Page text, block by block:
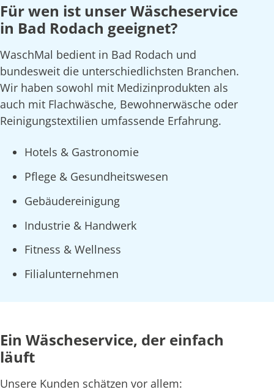
Für wen ist unser Wäscheservice
in Bad Rodach geeignet?
WaschMal bedient in Bad Rodach und
bundesweit die unterschiedlichsten Branchen.
Wir haben sowohl mit Medizinprodukten als
auch mit Flachwäsche, Bewohnerwäsche oder
Reinigungstextilien umfassende Erfahrung.
Hotels & Gastronomie
Pflege & Gesundheitswesen
Gebäudereinigung
Industrie & Handwerk
Fitness & Wellness
Filialunternehmen
Ein Wäscheservice, der einfach
läuft
Unsere Kunden schätzen vor allem: